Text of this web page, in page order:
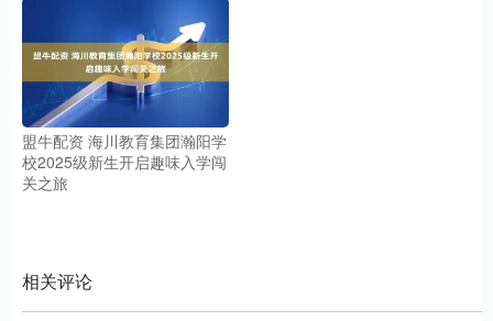
盟牛配资 海川教育集团瀚阳学
校2025级新生开启趣味入学闯
关之旅
相关评论